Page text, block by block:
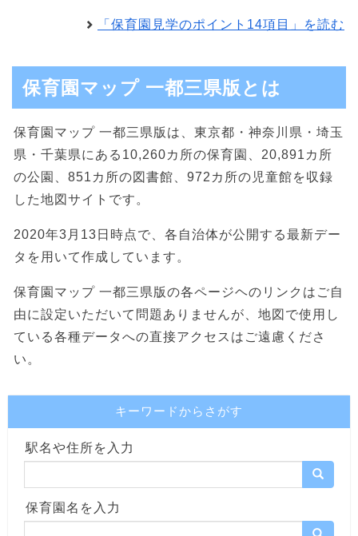
「保育園見学のポイント14項目」を読む
保育園マップ 一都三県版とは
保育園マップ 一都三県版は、東京都・神奈川県・埼玉
県・千葉県にある10,260カ所の保育園、20,891カ所
の公園、851カ所の図書館、972カ所の児童館を収録
した地図サイトです。
2020年3月13日時点で、各自治体が公開する最新デー
タを用いて作成しています。
保育園マップ 一都三県版の各ページヘのリンクはご自
由に設定いただいて問題ありませんが、地図で使用し
ている各種データへの直接アクセスはご遠慮くださ
い。
キーワードからさがす
駅名や住所を入力
保育園名を入力